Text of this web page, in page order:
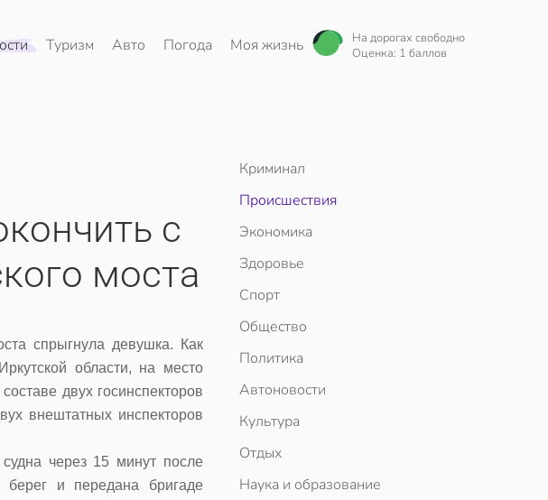
Туризм Авто Погода Моя жизнь
На дорогах свободно
Оценка: 1 баллов
с
моста
спрыгнула девушка. Как
области, на место
двух госинспекторов
внештатных инспекторов
через 15 минут после
и передана бригаде
Криминал
Происшествия
Экономика
Здоровье
Спорт
Общество
Политика
Автоновости
Культура
Отдых
Наука и образование